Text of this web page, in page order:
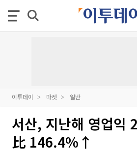
이투데이 마켓 일반
서산, 지난해 영업익
比 146.4%↑